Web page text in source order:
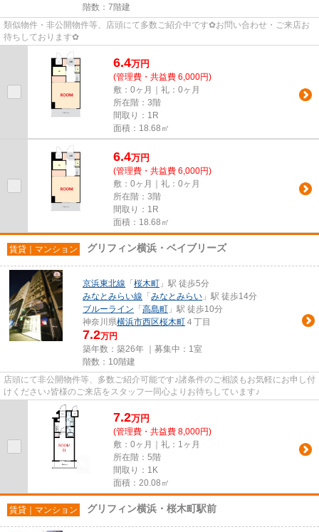
階数：7階建
類似物件・非公開物件等、店頭にて多数ご紹介中です✿お問い合わせ・ご来店お
待ちしております✿
6.4万円
(管理費・共益費 6,000円)
敷：0ヶ月｜礼：0ヶ月
所在階：3階
間取り：1R
面積：18.68㎡
6.4万円
(管理費・共益費 6,000円)
敷：0ヶ月｜礼：0ヶ月
所在階：3階
間取り：1R
面積：18.68㎡
賃貸｜マンション グリフィン横浜・ベイブリーズ
京浜東北線 「 桜木町 」駅 徒歩5分
みなとみらい線 「 みなとみらい 」駅 徒歩14分
ブルーライン 「 高島町 」駅 徒歩10分
神奈川県横浜市西区桜木町 ４丁目
7.2万円
築年数：築26年 ｜募集中： 1室
階数：10階建
店頭にて非公開物件等、多数ご紹介可能です♪諸条件のご相談もお気軽にお申し付
けください♪皆様のご来店をスタッフ一同心よりお待ちしています♪
7.2万円
(管理費・共益費 8,000円)
敷：0ヶ月｜礼：1ヶ月
所在階：5階
間取り：1K
面積：20.08㎡
賃貸｜マンション グリフィン横浜・桜木町駅前